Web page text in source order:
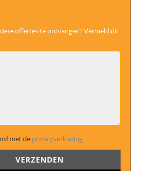
offertes te ontvangen? Vermeld dit
leeg te laten.
met de privacyverklaring